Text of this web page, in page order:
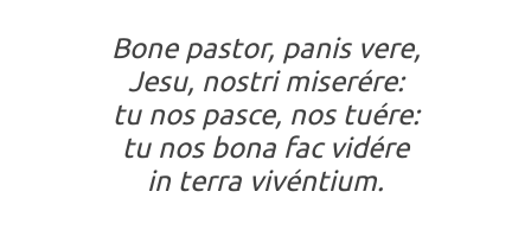
Bone pastor, panis vere,
Jesu, nostri miserére:
tu nos pasce, nos tuére:
tu nos bona fac vidére
in terra vivéntium.